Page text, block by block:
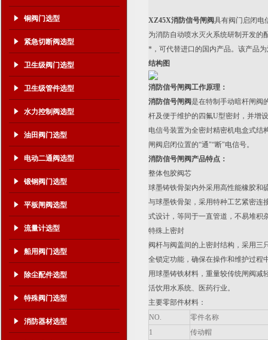
铜阀门选型
紧急切断阀选型
卫生级阀门选型
卫生级管件选型
水力控制阀选型
油田阀门选型
电动二通阀选型
锻钢阀门选型
平板闸阀选型
流量计选型
船用阀门选型
除尘配件选型
特殊阀门选型
消防器材选型
XZ45X消防信号闸阀具有阀门启闭电
为消防自动喷水灭火系统研制开发的
*，可代替进口的国内产品。该产品
结构图
消防信号闸阀工作原理：
消防信号闸阀是在特制手动暗杆闸阀
杆及便于维护的四氟U型密封，并增
电信号装置为全密封精密机电盒式结
闸阀启闭位置的“通"“断"电信号。
消防信号闸阀产品特点：
整体包胶阀芯
球墨铸铁骨架内外采用高性能橡胶和
与球墨铁骨架，采用特种工艺紧密连
式设计，等同于一直管道，不易堆积
特殊上密封
阀杆与阀盖间的上密封结构，采用三
全锁定功能，确保在操作和维护过程
用球墨铸铁材料，重量较传统闸阀减
活饮用水系统、医药行业。
主要零部件材料：
NO.
零件名称
1
传动帽